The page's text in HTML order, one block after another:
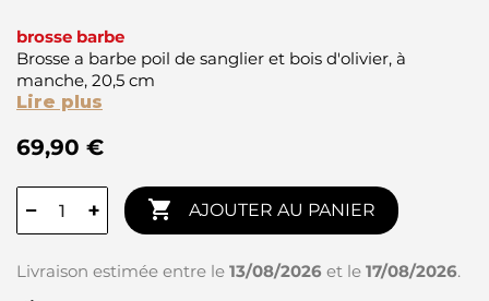
brosse barbe
Brosse a barbe poil de sanglier et bois d'olivier, à
manche, 20,5 cm
Lire plus
69,90 €
− +  AJOUTER AU PANIER
Livraison estimée entre le 13/08/2026 et le 17/08/2026.